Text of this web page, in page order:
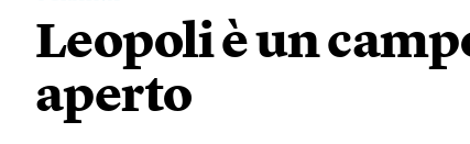
Leopoli è un
aperto